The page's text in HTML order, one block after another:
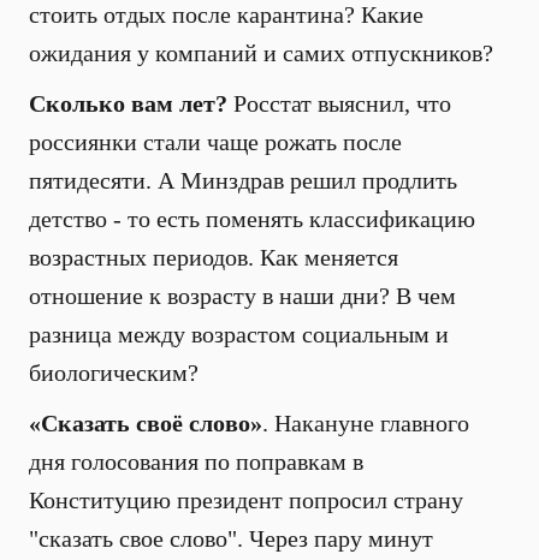
стоить отдых после карантина? Какие
ожидания у компаний и самих отпускников?
Сколько вам лет? Росстат выяснил, что
россиянки стали чаще рожать после
пятидесяти. А Минздрав решил продлить
детство - то есть поменять классификацию
возрастных периодов. Как меняется
отношение к возрасту в наши дни? В чем
разница между возрастом социальным и
биологическим?
«Сказать своё слово». Накануне главного
дня голосования по поправкам в
Конституцию президент попросил страну
"сказать свое слово". Через пару минут